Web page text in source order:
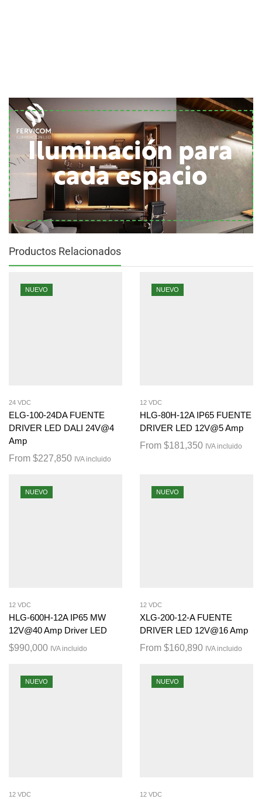
Iluminación para
cada espacio
Productos Relacionados
NUEVO
24 VDC
ELG-100-24DA FUENTE
DRIVER LED DALI 24V@4
Amp
From $227,850 IVA incluido
NUEVO
12 VDC
HLG-80H-12A IP65 FUENTE
DRIVER LED 12V@5 Amp
From $181,350 IVA incluido
NUEVO
12 VDC
HLG-600H-12A IP65 MW
12V@40 Amp Driver LED
$990,000 IVA incluido
NUEVO
12 VDC
XLG-200-12-A FUENTE
DRIVER LED 12V@16 Amp
From $160,890 IVA incluido
NUEVO
12 VDC
NUEVO
12 VDC